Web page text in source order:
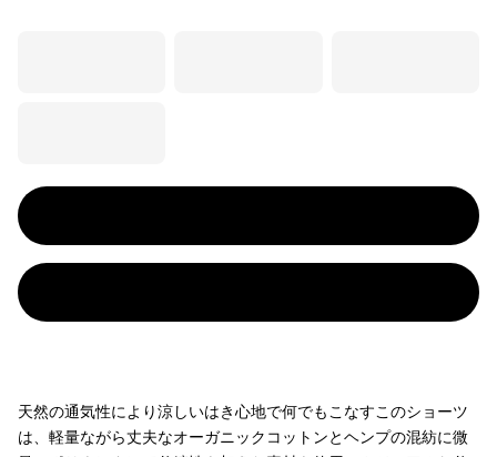
天然の通気性により涼しいはき心地で何でもこなすこのショーツ
は、軽量ながら丈夫なオーガニックコットンとヘンプの混紡に微